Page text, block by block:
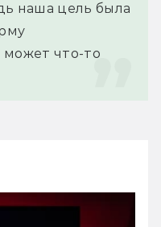
наша цель была
что-то